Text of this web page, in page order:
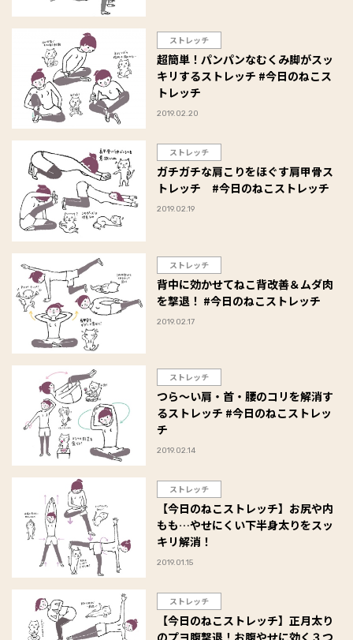
ストレッチ
超簡単！パンパンなむくみ脚がスッ
キリするストレッチ #今日のねこス
トレッチ
2019.02.20
ストレッチ
ガチガチな肩こりをほぐす肩甲骨ス
トレッチ #今日のねこストレッチ
2019.02.19
ストレッチ
背中に効かせてねこ背改善＆ムダ肉
を撃退！ #今日のねこストレッチ
2019.02.17
ストレッチ
つら～い肩・首・腰のコリを解消す
るストレッチ #今日のねこストレッ
チ
2019.02.14
ストレッチ
【今日のねこストレッチ】お尻や内
もも…やせにくい下半身太りをスッ
キリ解消！
2019.01.15
ストレッチ
【今日のねこストレッチ】正月太り